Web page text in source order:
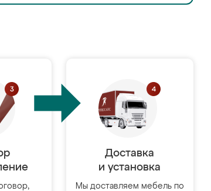
Доставка
и установка
Мы доставляем мебель по